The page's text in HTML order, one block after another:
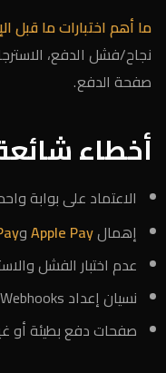
ما أهم اختبارات ما قبل
نجاح/فشل الدفع،
صفحة الدفع.
أخطاء
الاعتماد على بوابة
إهمالApple Payو
عدم اختبار الفشل
نسيان إعداد Webhooks وسجلات الأخطاء.
صفحات دفع بطيئة أو